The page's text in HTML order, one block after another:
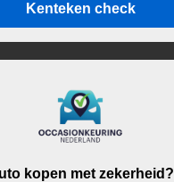
Kenteken check
kopen met zekerheid?